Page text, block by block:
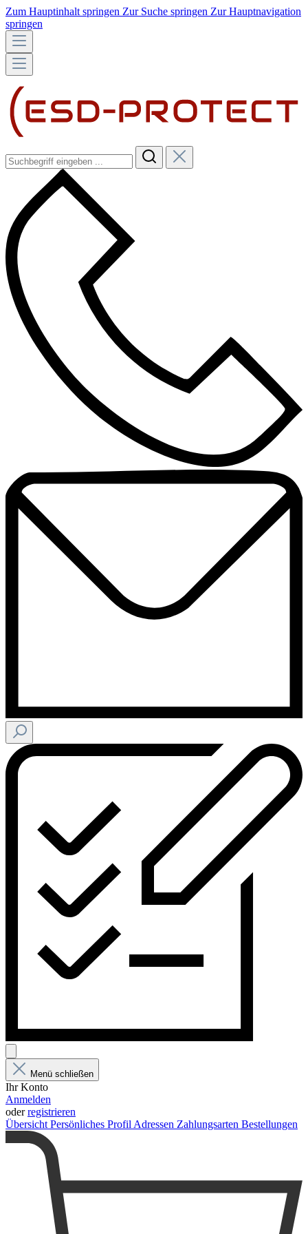
Zum Hauptinhalt springen Zur Suche springen Zur Hauptnavigation
springen
Menü schließen
Ihr Konto
Anmelden
oderregistrieren
Übersicht Persönliches Profil Adressen Zahlungsarten Bestellungen